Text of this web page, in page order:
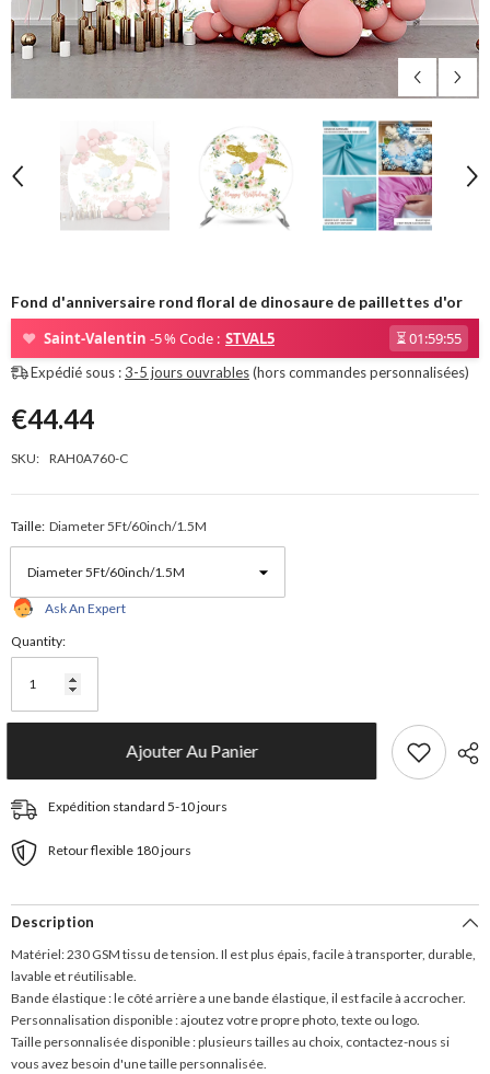
Fond d'anniversaire rond floral de dinosaure de paillettes d'or
❤ Saint-Valentin -5 % Code : STVAL5 ⏳01:59:54
Expédié sous :3-5 jours ouvrables(hors commandes personnalisées)
€44.44
SKU: RAH0A760-C
Taille: Diameter 5Ft/60inch/1.5M
Ask An Expert
Quantity:
Ajouter Au Panier
Expédition standard 5-10 jours
Retour flexible 180 jours
Description
Matériel: 230 GSM tissu de tension. Il est plus épais, facile à transporter, durable,
lavable et réutilisable.
Bande élastique : le côté arrière a une bande élastique, il est facile à accrocher.
Personnalisation disponible : ajoutez votre propre photo, texte ou logo.
Taille personnalisée disponible : plusieurs tailles au choix, contactez-nous si
vous avez besoin d'une taille personnalisée.